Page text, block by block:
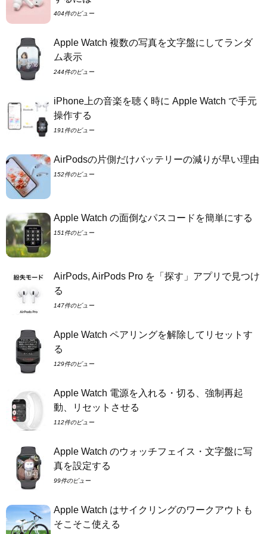
404件のビュー
Apple Watch 複数の写真を文字盤にしてランダ
ム表示
244件のビュー
iPhone上の音楽を聴く時に Apple Watch で手元
操作する
191件のビュー
AirPodsの片側だけバッテリーの減りが早い理由
152件のビュー
Apple Watch の面倒なパスコードを簡単にする
151件のビュー
AirPods, AirPods Pro を「探す」アプリで見つけ
る
147件のビュー
Apple Watch ペアリングを解除してリセットす
る
129件のビュー
Apple Watch 電源を入れる・切る、強制再起
動、リセットさせる
112件のビュー
Apple Watch のウォッチフェイス・文字盤に写
真を設定する
99件のビュー
Apple Watch はサイクリングのワークアウトも
そこそこ使える